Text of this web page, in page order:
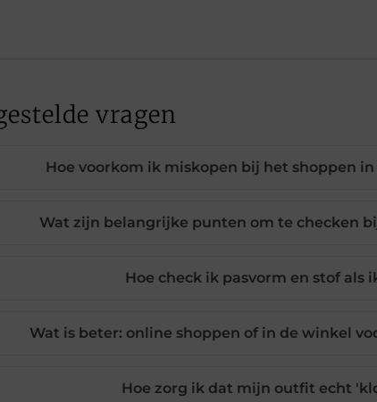
vragen
Hoe voorkom ik miskopen bij het shoppen
Wat zijn belangrijke punten om te checken
Hoe check ik pasvorm en stof als
Wat is beter: online shoppen of in de winkel
Hoe zorg ik dat mijn outfit echt